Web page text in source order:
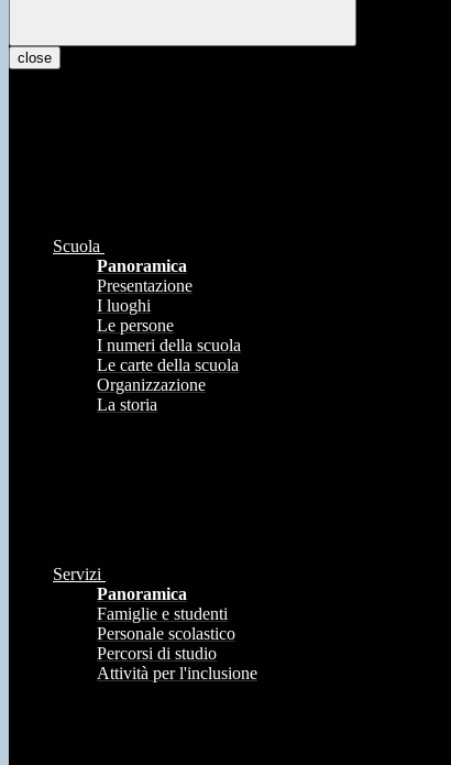
close
Scuola
Panoramica
Presentazione
I luoghi
Le persone
I numeri della scuola
Le carte della scuola
Organizzazione
La storia
Servizi
Panoramica
Famiglie e studenti
Personale scolastico
Percorsi di studio
Attività per l'inclusione